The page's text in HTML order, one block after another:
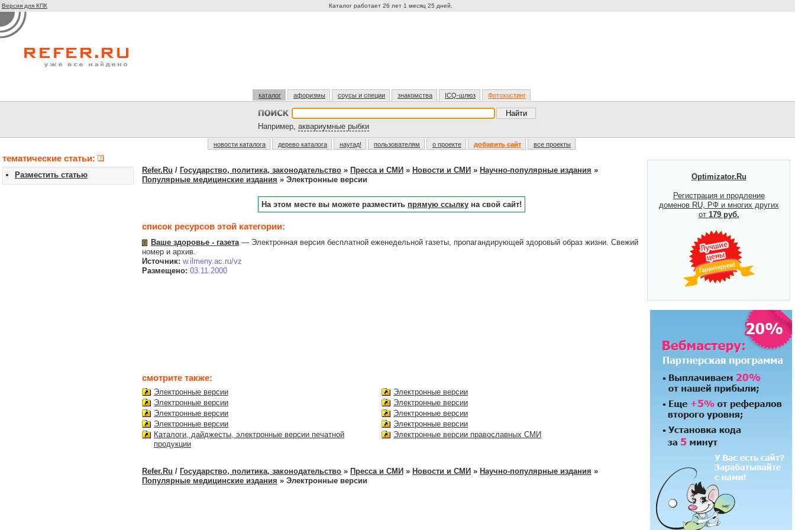
Версия для КПК Каталог работает 26 лет 1 месяц 25 дней.
каталог афоризмы соусы и специи знакомства ICQ-шлюз Фотохостинг
Например, аквариумные рыбки
новости каталога дерево каталога наугад! пользователям о проекте добавить сайт все проекты
тематические статьи:
Разместить статью
Refer.Ru / Государство, политика, законодательство » Пресса и СМИ » Новости и СМИ » Научно-популярные издания »
Популярные медицинские издания » Электронные версии
На этом месте вы можете разместить прямую ссылку на свой сайт!
список ресурсов этой категории:
Ваше здоровье - газета— Электронная версия бесплатной еженедельной газеты, пропагандирующей здоровый образ жизни. Свежий
номер и архив.
Источник: w.ilmeny.ac.ru/vz
Размещено: 03.11.2000
смотрите также:
Электронные версии
Электронные версии
Электронные версии
Электронные версии
Каталоги, дайджесты, электронные версии печатной
продукции
Электронные версии
Электронные версии
Электронные версии
Электронные версии
Электронные версии православных СМИ
Refer.Ru / Государство, политика, законодательство » Пресса и СМИ » Новости и СМИ » Научно-популярные издания »
Популярные медицинские издания » Электронные версии
Optimizator.Ru
Регистрация и продление
доменов RU, РФ и многих других
от 179 руб.